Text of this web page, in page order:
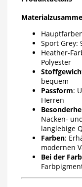
Sport Grey:
Heather-
Polyester
bequem
Passform:
Herren
Nacken-
langlebige
Farben:
modernen
Bei der